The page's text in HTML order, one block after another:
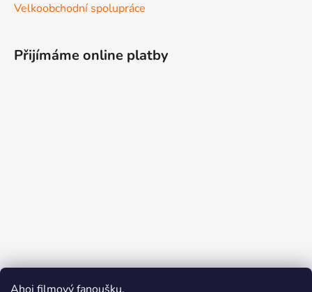
Velkoobchodní spolupráce
Přijímáme online platby